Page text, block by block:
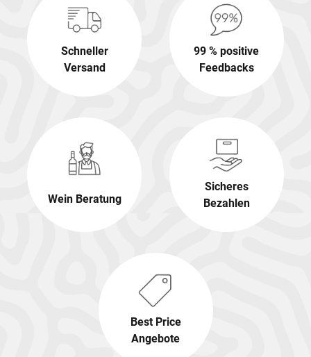
Schneller
Versand
99 % positive
Feedbacks
Wein Beratung
Sicheres
Bezahlen
Best Price
Angebote